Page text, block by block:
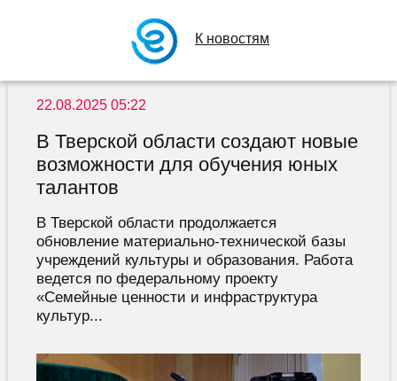
К новостям
22.08.2025 05:22
В Тверской области создают новые
возможности для обучения юных
талантов
В Тверской области продолжается
обновление материально-технической базы
учреждений культуры и образования. Работа
ведется по федеральному проекту
«Семейные ценности и инфраструктура
культур...